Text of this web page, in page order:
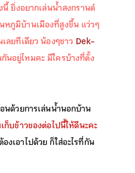
ยิ่งอยากเล่นน้ำสงกรานต์
หภูมิบ้านเมืองที่สูงขึ้น แว่วๆ
ลยทีเดียว น้องๆชาว Dek-
นอยู่ไหมคะ มีใครบ้างที่ตั้ง
นด้วยการเล่นน้ำนอกบ้าน
ก็บข้าวของต่อไปนี้ให้ดีนะคะ
งเอาไปด้วย ก็ใส่อะไรที่กัน